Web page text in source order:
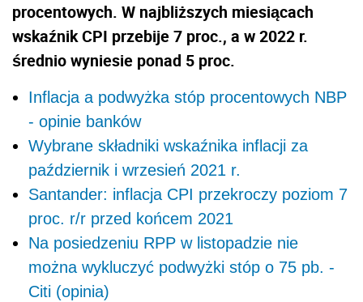
procentowych. W najbliższych miesiącach
wskaźnik CPI przebije 7 proc., a w 2022 r.
średnio wyniesie ponad 5 proc.
Inflacja a podwyżka stóp procentowych NBP
- opinie banków
Wybrane składniki wskaźnika inflacji za
październik i wrzesień 2021 r.
Santander: inflacja CPI przekroczy poziom 7
proc. r/r przed końcem 2021
Na posiedzeniu RPP w listopadzie nie
można wykluczyć podwyżki stóp o 75 pb. -
Citi (opinia)